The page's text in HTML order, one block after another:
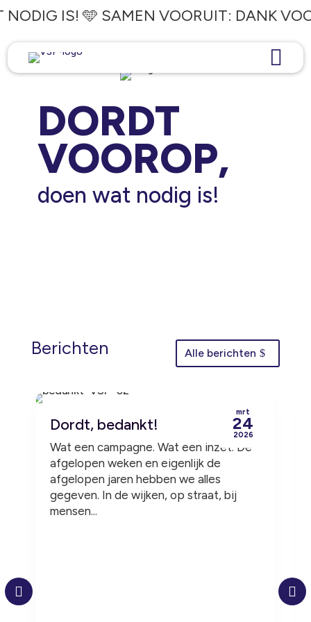
IS! 🩵 SAMEN VOORUIT: DANK


DORDT
VOOROP,
doen wat nodig is!
Berichten Alle berichten
mrt
24
2026
Dordt, bedankt!
Wat een campagne. Wat een inzet. De
afgelopen weken en eigenlijk de
afgelopen jaren hebben we alles
gegeven. In de wijken, op straat, bij
mensen...